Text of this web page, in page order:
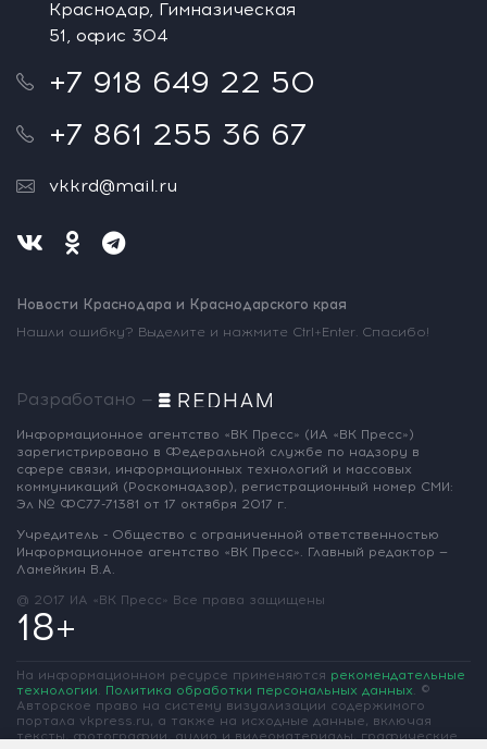
Краснодар, Гимназическая
51, офис 304
+7 918 649 22 50
+7 861 255 36 67
vkkrd@mail.ru
Новости Краснодара и Краснодарского края
Нашли ошибку? Выделите и нажмите Ctrl+Enter. Спасибо!
Разработано —
Информационное агентство «ВК Пресс» (ИА «ВК Пресс»)
зарегистрировано в Федеральной службе по надзору в
сфере связи, информационных технологий и массовых
коммуникаций (Роскомнадзор), регистрационный номер СМИ:
Эл № ФС77-71381 от 17 октября 2017 г.
Учредитель - Общество с ограниченной ответственностью
Информационное агентство «ВК Пресс». Главный редактор —
Ламейкин В.А.
@ 2017 ИА «ВК Пресс» Все права защищены
18+
На информационном ресурсе применяются рекомендательные
технологии. Политика обработки персональных данных. ©
Авторское право на систему визуализации содержимого
портала vkpress.ru, а также на исходные данные, включая
тексты, фотографии, аудио и видеоматериалы, графические